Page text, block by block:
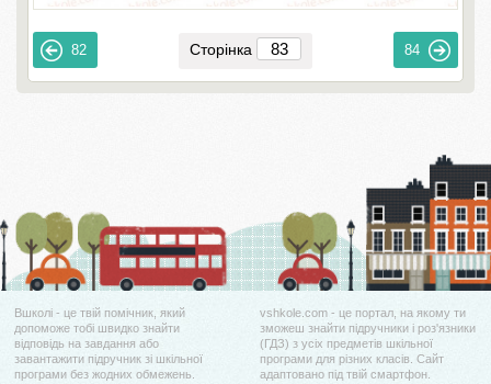
82 Сторінка 84
Вшколі - це твій помічник, який
допоможе тобі швидко знайти
відповідь на завдання або
завантажити підручник зі шкільної
програми без жодних обмежень.
vshkole.com - це портал, на якому ти
зможеш знайти підручники і роз'язники
(ГДЗ) з усіх предметів шкільної
програми для різних класів. Сайт
адаптовано під твій смартфон.